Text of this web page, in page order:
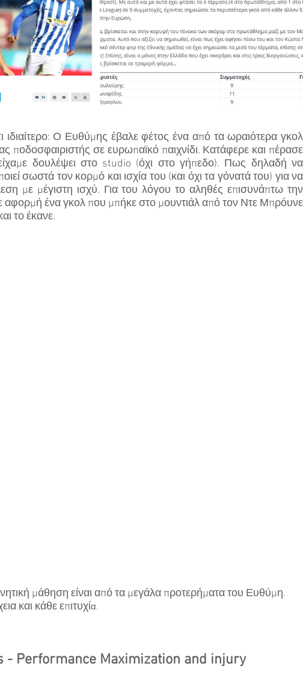
Ο Ευθύμης έβαλε φέτος ένα από τα ωραιότερα γκολ
ποδοσφαιριστής σε ευρωπαϊκό παιχνίδι. Κατάφερε και πέρασε
δουλέψει στο studio (όχι στο γήπεδο). Πως δηλαδή να
σωστά τον κορμό και ισχία του (και όχι τα γόνατά του) για να
με μέγιστη ισχύ. Για του λόγου το αληθές επισυνάπτω την
αφορμή ένα γκολ που μπήκε στο μουντιάλ από τον Ντε Μπρόυνε
το έκανε.
μάθηση είναι από τα μεγάλα προτερήματα του Ευθύμη.
και κάθε επιτυχία.
- Performance Maximization and injury